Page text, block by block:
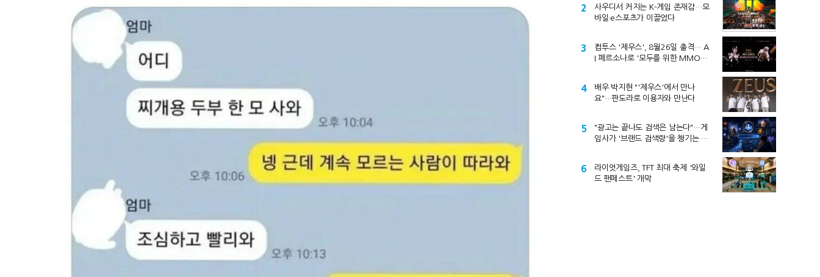
2
사우디서 커지는 K-게임 존재감…모
바일·e스포츠가 이끌었다
3
컴투스 '제우스', 8월26일 출격… A
I 페르소나로 '모두를 위한 MMORP
4
배우 박지현 "'제우스'에서 만나
요"…판도라로 이용자와 만난다
5
"광고는 끝나도 검색은 남는다"…게
임사가 '브랜드 검색량'을 챙기는 이
6
라이엇게임즈, TFT 최대 축제 '와일
드 팬페스트' 개막